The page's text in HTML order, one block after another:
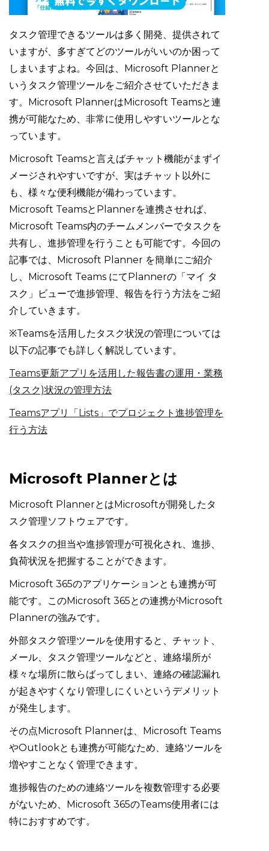
タスク管理できるツールは多く開発、提供されて
いますが、多すぎてどのツールがいいのか困って
しまいますよね。今回は、Microsoft Plannerと
いうタスク管理ツールをご紹介させていただきま
す。Microsoft PlannerはMicrosoft Teamsと連
携が可能なため、非常に使用しやすいツールとな
っています。
Microsoft Teamsと言えばチャット機能がまずイ
メージされやすいですが、実はチャット以外に
も、様々な便利機能が備わっています。
Microsoft TeamsとPlannerを連携させれば、
Microsoft Teams内のチームメンバーでタスクを
共有し、進捗管理を行うことも可能です。今回の
記事では、Microsoft Planner を簡単にご紹介
し、Microsoft Teams にてPlannerの「マイ タ
スク」ビューで進捗管理、報告を行う方法をご紹
介していきます。
※Teamsを活用したタスク状況の管理については
以下の記事でも詳しく解説しています。
Teams更新アプリを活用した報告書の運用・業務
(タスク)状況の管理方法
Teamsアプリ「Lists」でプロジェクト進捗管理を
行う方法
Microsoft Plannerとは
Microsoft PlannerとはMicrosoftが開発したタ
スク管理ソフトウェアです。
各タスクの担当や進捗管理が可視化され、進捗、
負荷状況を把握することができます。
Microsoft 365のアプリケーションとも連携が可
能です。このMicrosoft 365との連携がMicrosoft
Plannerの強みです。
外部タスク管理ツールを使用すると、チャット、
メール、タスク管理ツールなどと、連絡場所が
様々な場所に散らばってしまい、連絡の確認漏れ
が起きやすくなり管理しにくいというデメリット
が発生します。
その点Microsoft Plannerは、Microsoft Teams
やOutlookとも連携が可能なため、連絡ツールを
増やすことなく管理できます。
進捗報告のための連絡ツールを複数管理する必要
がないため、Microsoft 365のTeams使用者には
特におすすめです。